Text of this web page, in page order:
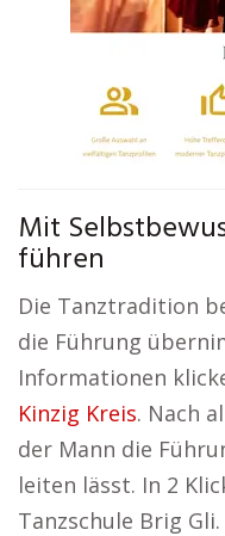
Mit
führen
Die Tanztradition
die Führung
Informationen
Kinzig Kreis. Nach
der Mann die
leiten lässt. In 2
Tanzschule Brig